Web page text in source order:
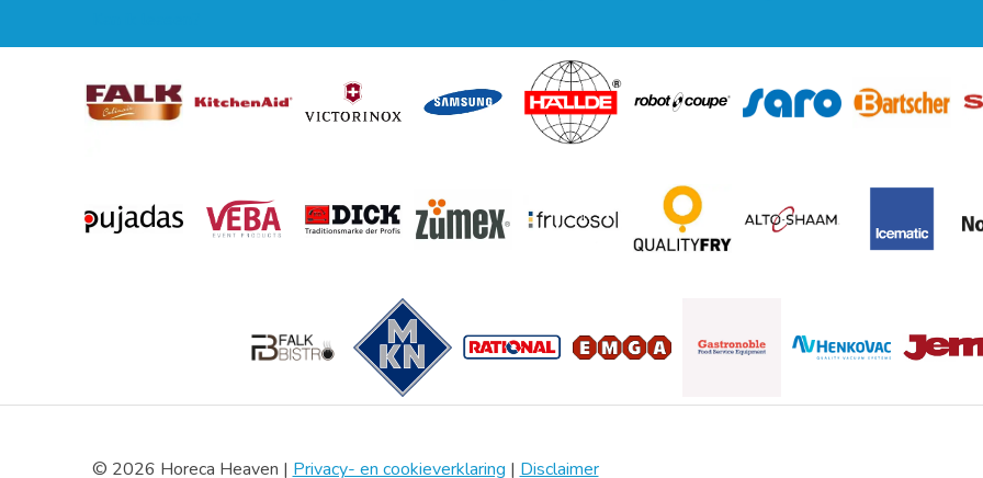
© 2026 Horeca Heaven | Privacy- en cookieverklaring | Disclaimer